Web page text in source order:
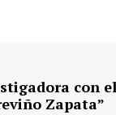
con el
Zapata”